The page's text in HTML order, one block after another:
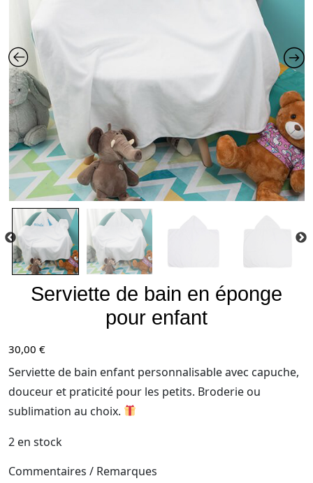
Serviette de bain en éponge
pour enfant
30,00 €
Serviette de bain enfant personnalisable avec capuche,
douceur et praticité pour les petits. Broderie ou
sublimation au choix.
2 en stock
Commentaires / Remarques